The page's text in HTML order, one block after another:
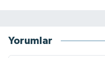
Yorumlar